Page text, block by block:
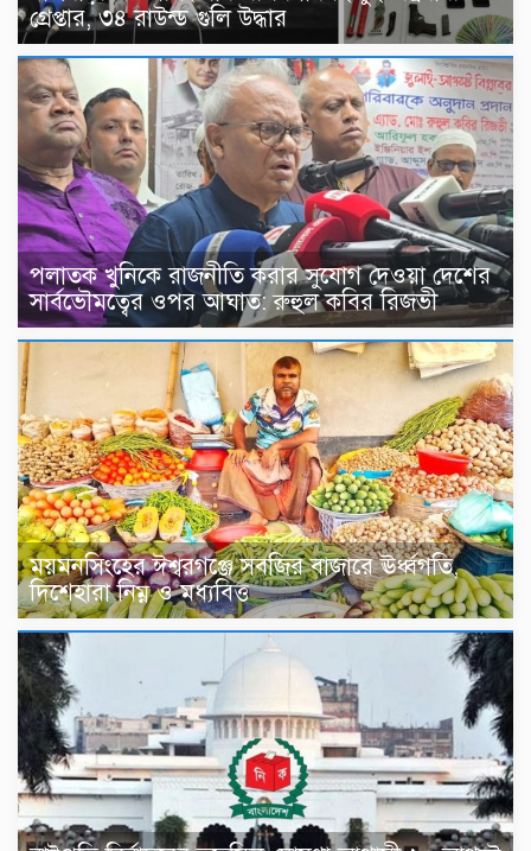
গ্রেপ্তার, ৩৪ রাউন্ড গুলি উদ্ধার
পলাতক খুনিকে রাজনীতি করার সুযোগ দেওয়া দেশের
সার্বভৌমত্বের ওপর আঘাত: রুহুল কবির রিজভী
ময়মনসিংহের ঈশ্বরগঞ্জে সবজির বাজারে ঊর্ধ্বগতি,
দিশেহারা নিম্ন ও মধ্যবিত্ত